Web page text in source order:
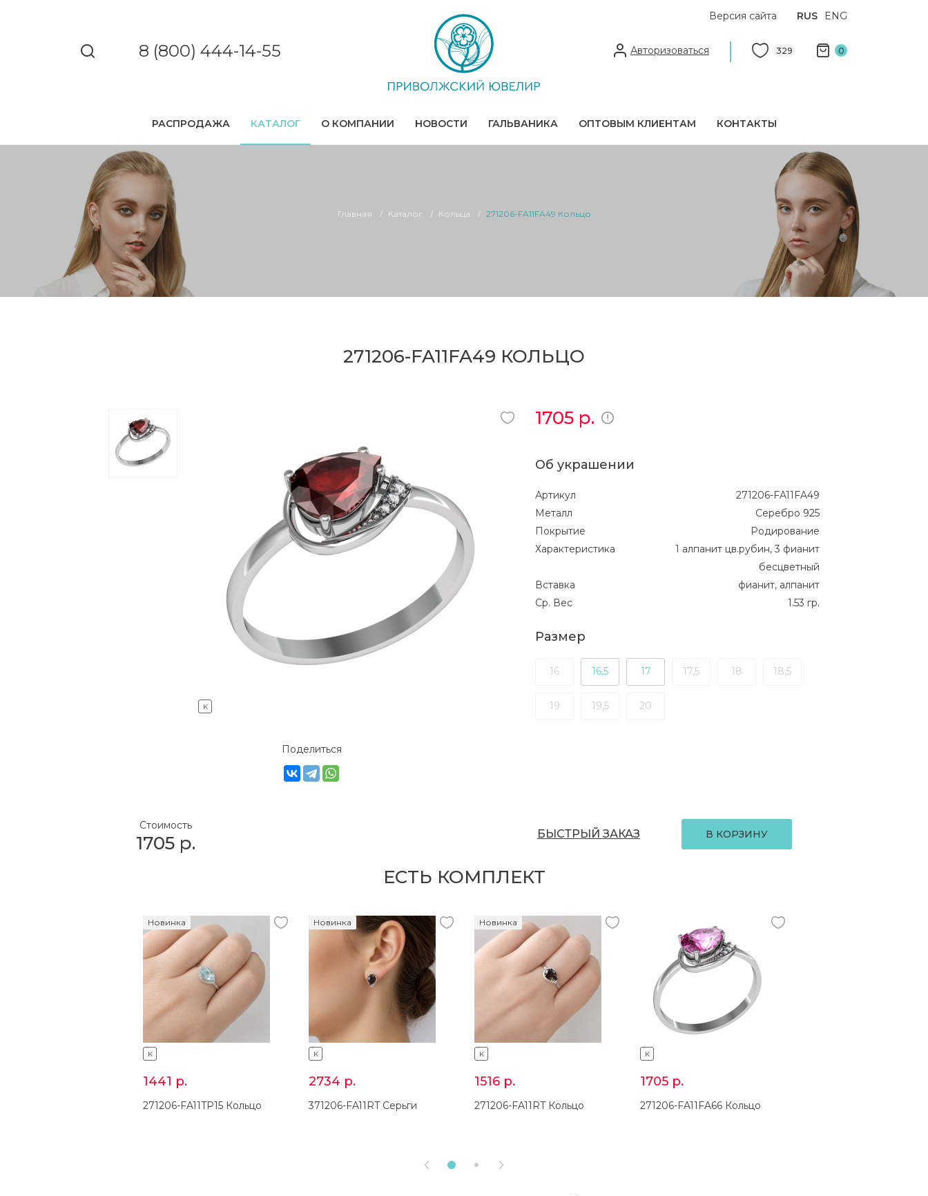
8 (800) 444-14-55
Версия сайта RUS ENG
Авторизоваться 329 0
РАСПРОДАЖА КАТАЛОГ О КОМПАНИИ НОВОСТИ ГАЛЬВАНИКА ОПТОВЫМ КЛИЕНТАМ КОНТАКТЫ
Главная Каталог Кольца 271206-FA11FA49 Кольцо
271206-FA11FA49 КОЛЬЦО
K
Поделиться
1705 р.
Об украшении
Артикул
271206-FA11FA49
Металл
Серебро 925
Покрытие
Родирование
Характеристика
1 алпанит цв.рубин, 3 фианит
бесцветный
Вставка
фианит, алпанит
Ср. Вес
1.53 гр.
Размер
16 16,5 17 17,5 18 18,5
19 19,5 20
Стоимость
1705 р. БЫСТРЫЙ ЗАКАЗ В КОРЗИНУ
ЕСТЬ КОМПЛЕКТ
K
Новинка
1441 р.
271206-FA11TP15 Кольцо
K
Новинка
2734 р.
371206-FA11RT Серьги
K
Новинка
1516 р.
271206-FA11RT Кольцо
K
1705 р.
271206-FA11FA66 Кольцо
 